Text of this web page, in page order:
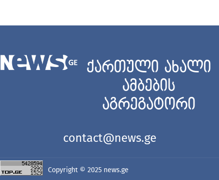
ქართული ახალი
ამბების
აგრეგატორი
contact@news.ge
Copyright © 2025 news.ge